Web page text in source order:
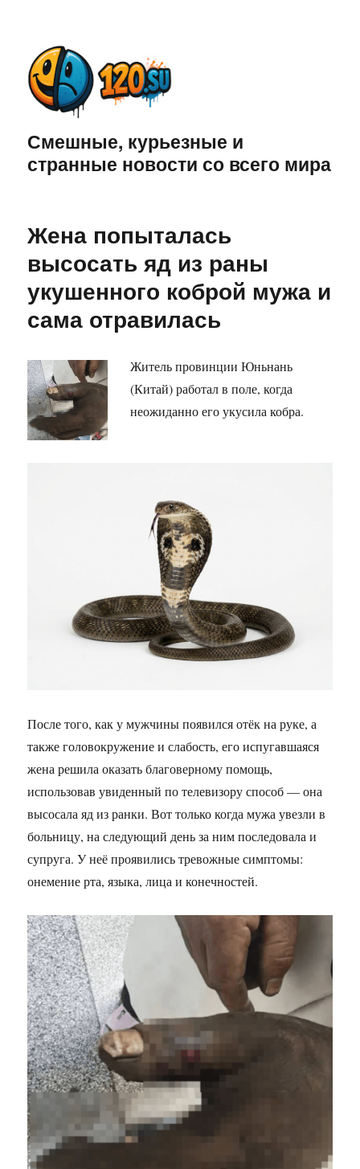
Смешные, курьезные и
странные новости со всего мира
Жена попыталась
высосать яд из раны
укушенного коброй мужа и
сама отравилась
Житель провинции Юньнань
(Китай) работал в поле, когда
неожиданно его укусила кобра.
После того, как у мужчины появился отёк на руке, а
также головокружение и слабость, его испугавшаяся
жена решила оказать благоверному помощь,
использовав увиденный по телевизору способ — она
высосала яд из ранки. Вот только когда мужа увезли в
больницу, на следующий день за ним последовала и
супруга. У неё проявились тревожные симптомы:
онемение рта, языка, лица и конечностей.